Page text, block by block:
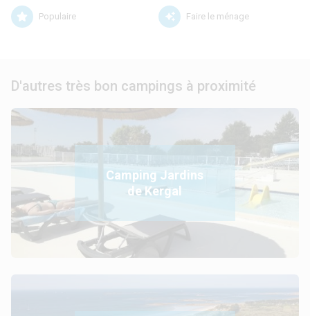
Populaire Faire le ménage
D'autres très bon campings à proximité
Camping Jardins
de Kergal